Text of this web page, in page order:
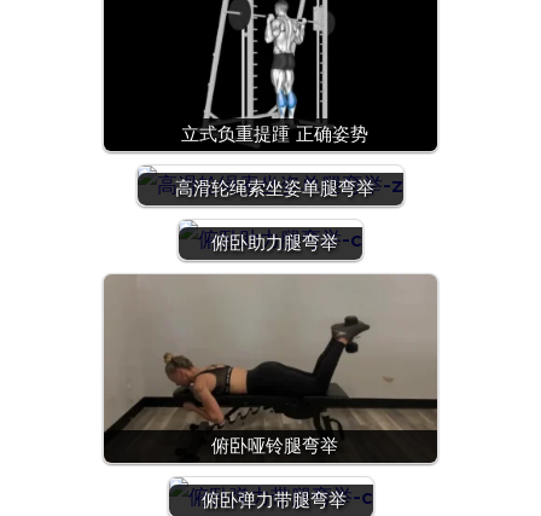
立式负重提踵 正确姿势
高滑轮绳索坐姿单腿弯举
俯卧助力腿弯举
俯卧哑铃腿弯举
俯卧弹力带腿弯举